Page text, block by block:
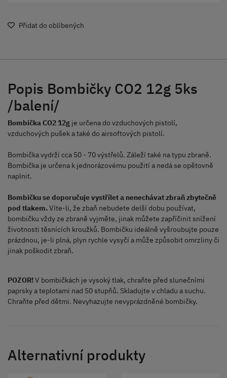
Přidat do oblíbených
Popis Bombičky CO2 12g 5ks
/balení/
Bombička CO2 12g je určena do vzduchových pistolí,
vzduchových pušek a také do airsoftových pistolí.
Bombička vydrží cca 50 - 70 výstřelů. Záleží také na typu zbraně.
Bombička je určena k jednorázovému použití a nedá se opětovně
naplnit.
Bombičku se doporučuje vystřílet a nenechávat zbraň zbytečně
pod tlakem.Víte-li, že zbaň nebudete delší dobu používat,
bombičku vždy ze zbraně vyjměte, jinak můžete zapříčinit snížení
životnosti těsnících kroužků. Bombičku ideálně vyšroubujte pouze
prázdnou, je-li plná, plyn rychle vysyčí a může způsobit omrzliny či
jinak poškodit zbraň.
POZOR!V bombičkách je vysoký tlak, chraňte před slunečními
paprsky a teplotami nad 50 stupňů. Skladujte v chladu a suchu.
Chraňte před dětmi. Nevyhazujte nevyprázdněné bombičky.
Alternativní produkty